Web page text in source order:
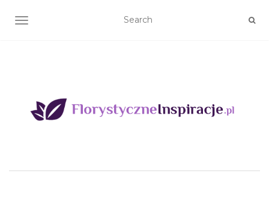
TOGGLE NAVIGATION